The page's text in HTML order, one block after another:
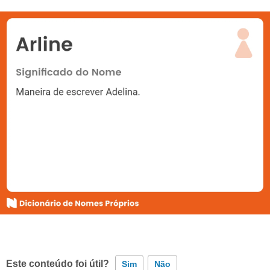
Este conteúdo foi útil? Sim Não